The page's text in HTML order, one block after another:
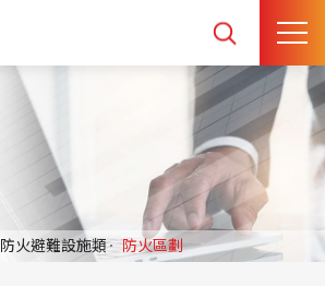
防火避難設施類 防火區劃